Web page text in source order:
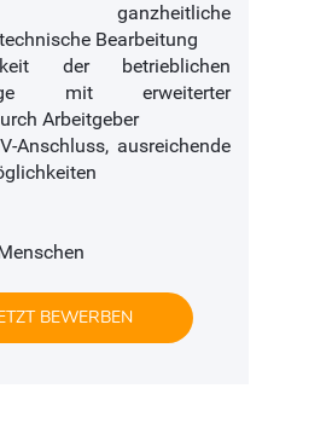
ganzheitliche
Bearbeitung
der betrieblichen
mit erweiterter
Arbeitgeber
Anschluss, ausreichende
BEWERBEN